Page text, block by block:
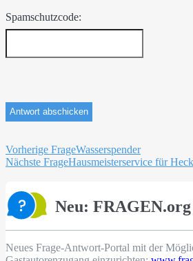
Spamschutzcode:
Beitragsnavigation
Vorherige FrageWasserspender
Nächste FrageHausmeisterservice für
Neu: FRAGEN.org
Neues Frage-Antwort-Portal mit der